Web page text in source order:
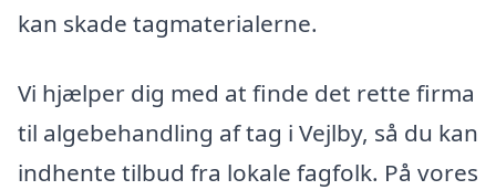
kan skade tagmaterialerne.
Vi hjælper dig med at finde det rette firma
til algebehandling af tag i Vejlby, så du kan
indhente tilbud fra lokale fagfolk. På vores